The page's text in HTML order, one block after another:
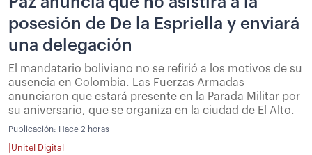
posesión de De la Espriella y enviará
una delegación
El mandatario boliviano no se refirió a los motivos de su
ausencia en Colombia. Las Fuerzas Armadas
anunciaron que estará presente en la Parada Militar por
su aniversario, que se organiza en la ciudad de El Alto.
Publicación: Hace 2 horas
Unitel Digital